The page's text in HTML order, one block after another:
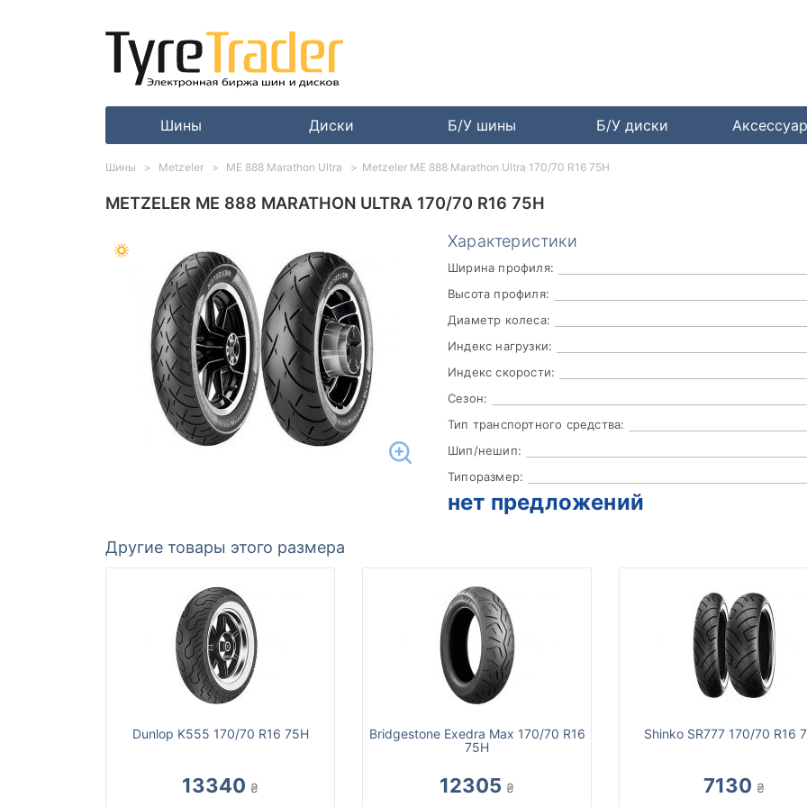
Шины Диски Б/У шины Б/У диски
METZELER ME 888 MARATHON ULTRA 170/70 R16 75H
Характеристики
Ширина профиля:
Высота профиля:
Диаметр колеса:
Индекс нагрузки:
Индекс скорости:
Сезон:
Тип транспортного средства:
Шип/нешип:
Типоразмер:
нет предложений
Другие товары этого размера
Dunlop K555 170/70 R16 75H
13340 ₴
Bridgestone Exedra Max 170/70 R16
75H
12305 ₴
Shinko SR777 170/70 R16
7130 ₴
Шины Metzeler ME 888 Marathon Ultra Metzeler ME 888 Marathon Ultra 170/70 R16 75H